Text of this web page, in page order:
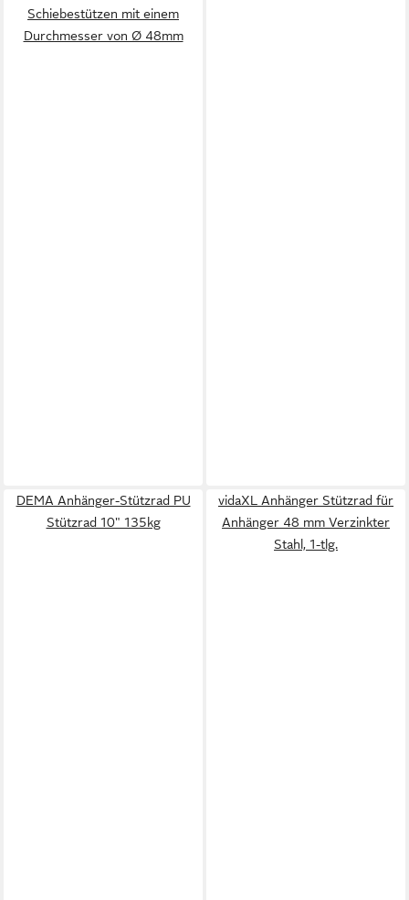
Schiebestützen mit einem
Durchmesser von Ø 48mm
DEMA Anhänger-Stützrad PU
Stützrad 10" 135kg
vidaXL Anhänger Stützrad für
Anhänger 48 mm Verzinkter
Stahl, 1-tlg.